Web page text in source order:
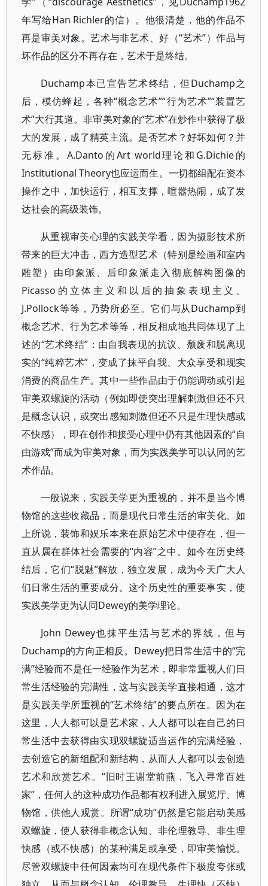
年写给Han Richler的信）。他很清楚，他的作品不
再是审美对象。艺术与非艺术、好（“艺术”）作品与
坏作品的区分不再存在，艺术于是终结。
Duchamp本已宣告艺术终结，但Duchamp之
后，模仿蜂起，各种“概念艺术”“行为艺术”“装置艺
术”大行其道。非审美对象的“艺术”在炒作中获得了极
大的发展，成了精英主流。是否艺术？好坏如何？并
无标准。A.Danto的Art world理论和G.Dichie的
Institutional Theory也应运而生。一切都组配在资本
操作之中，加快运行，相互支撑，喧嚣热闹，成了发
达社会的高级装饰。
从重视审美心理的实践美学看，因为摄影技术所
带来的巨大冲击，西方造型艺术（特别是绘画和室内
雕塑）由印象派、后印象派走入彻底解构图像的
Picasso的立体主义和以后的抽象表现主义、
J.Pollock等等，乃势所必至。它们与从Duchamp到
概念艺术、行为艺术等等，相反相成地共同体现了上
述的“艺术终结”：由自我表现的抗议、颓废和脱离现
实的“纯粹艺术”，变成了抹平自我、大众享受和现实
消费的商品生产。其中一些作品由于仍能调动或引起
审美双螺旋的活动（例如即使突出理解刺激但还不只
是概念认识，或突出感知刺激但还不只是生理快感或
不快感），即在创作和接受心理中仍有其他因素的“自
由游戏”而成为审美对象，而为实践美学可以认同的艺
术作品。
一般说来，实践美学更为重视的，并不是当今博
物馆的这些收藏品，而是现代日常生活的审美化。如
上所说，装饰和娱乐本来在原始艺术中便存在，但一
直从属在群体社会需要的“内容”之中。如今在历史终
结后，它们“脱魅”解放，独立发展，成为今天广大人
们日常生活的重要成分。这个历史性的重要事实，使
实践美学更为认同Dewey的美学理论。
John Dewey也抹平生活与艺术的界线，但与
Duchamp的方向正相反。Dewey把日常生活中的“完
满”经验而不是任一经验作为艺术，即非常重视人们日
常生活经验的完满性，这与实践美学直接相通，这才
是实践美学所重视的“艺术终结”的要点所在。因为在
这里，人人都可以是艺术家，人人都可以在自己的日
常生活中去获得由实现双螺旋适当运作的完满经验，
去创造它的新组配和新结构，从而人人都可以去创造
艺术和欣赏艺术。“旧时王谢堂前燕，飞入寻常百姓
家”，任何人的这种成功作品都有权利进入展览厅、博
物馆，供他人观赏。所谓“成功”仍然是它能启动美感
双螺旋，使人获得非概念认知、非伦理教导、非生理
快感（或不快感）的某种满足或享受，即审美愉悦。
尽管双螺旋中任何因素均可在现代条件下极度夸张或